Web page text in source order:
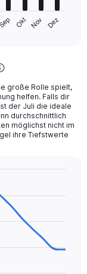
Okt Nov Dez
große Rolle spielt,
helfen. Falls dir
der Juli die ideale
durchschnittlich
möglichst nicht im
ihre Tiefstwerte